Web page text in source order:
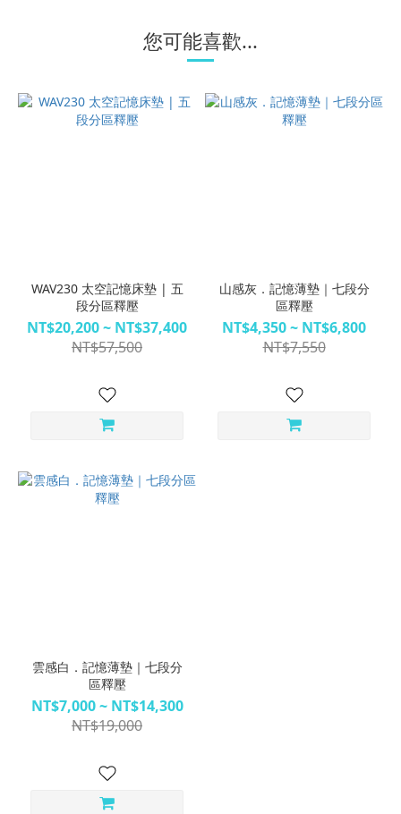
您可能喜歡...
WAV230 太空記憶床墊 | 五
段分區釋壓
NT$20,200 ~ NT$37,400
NT$57,500
山感灰．記憶薄墊｜七段分
區釋壓
NT$4,350 ~ NT$6,800
NT$7,550
雲感白．記憶薄墊｜七段分
區釋壓
NT$7,000 ~ NT$14,300
NT$19,000